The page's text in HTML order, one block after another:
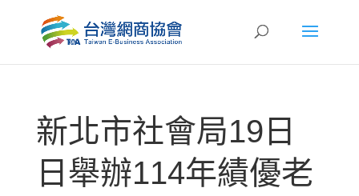
新北市社會局19日
日舉辦114年績優老